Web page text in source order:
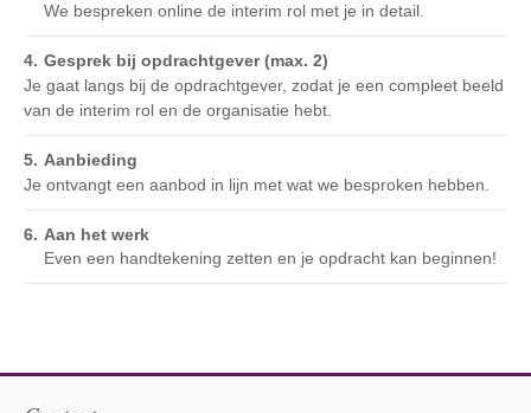
We bespreken online de interim rol met je in detail.
Gesprek bij opdrachtgever (max. 2)
Je gaat langs bij de opdrachtgever, zodat je een compleet beeld
van de interim rol en de organisatie hebt.
Aanbieding
Je ontvangt een aanbod in lijn met wat we besproken hebben.
Aan het werk
Even een handtekening zetten en je opdracht kan beginnen!